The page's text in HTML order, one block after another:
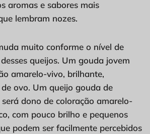
aromas e sabores mais
lembram nozes.
muito conforme o nível de
queijos. Um gouda jovem
amarelo-vivo, brilhante,
ovo. Um queijo gouda de
dono de coloração amarelo-
com pouco brilho e pequenos
podem ser facilmente percebidos